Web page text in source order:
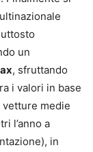
un
, sfruttando
i valori in base
medie
l’anno a
in